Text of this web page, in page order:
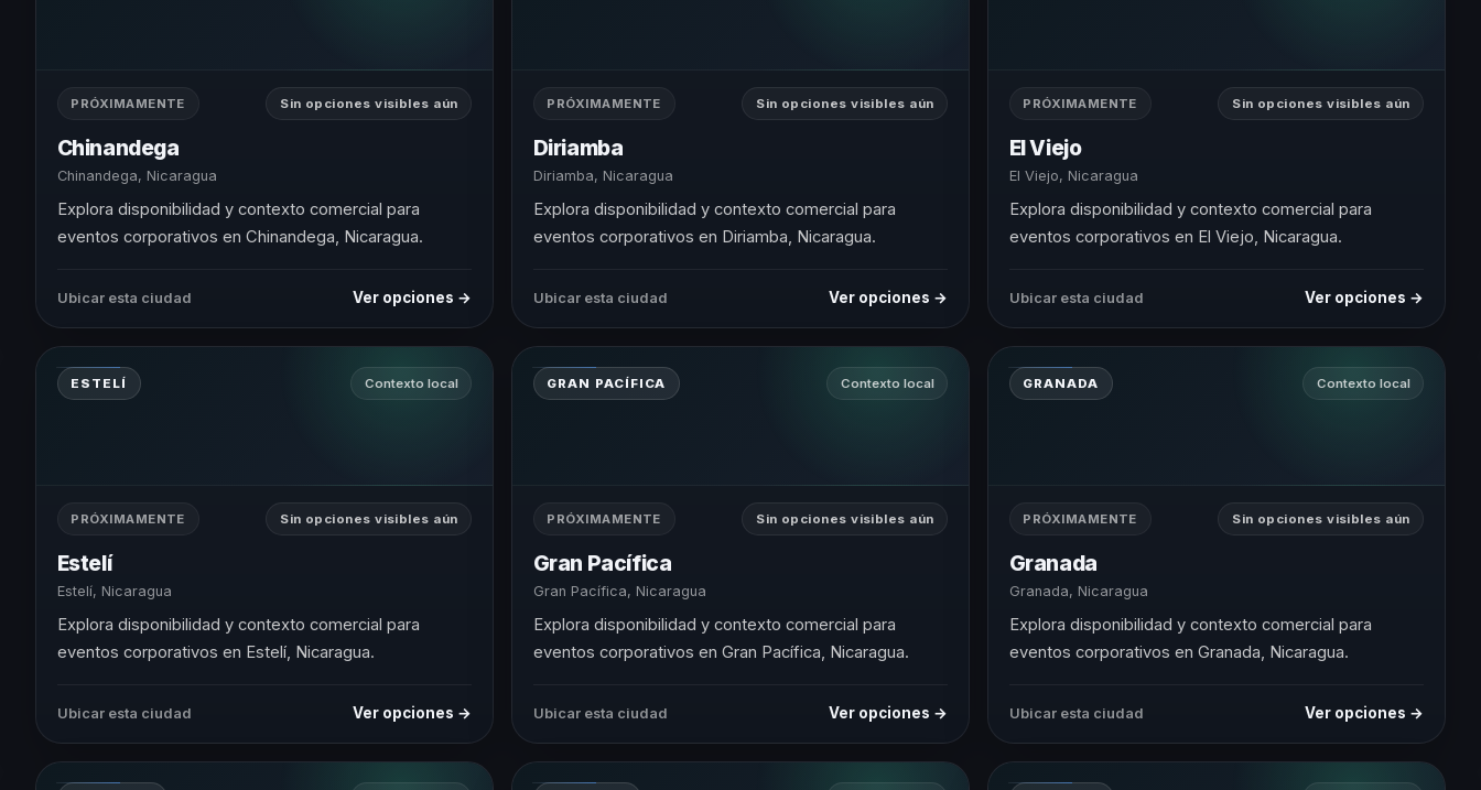
PRÓXIMAMENTE Sin opciones visibles aún
Chinandega
Chinandega, Nicaragua
Explora disponibilidad y contexto comercial para
eventos corporativos en Chinandega, Nicaragua.
Ubicar esta ciudad Ver opciones →
PRÓXIMAMENTE Sin opciones visibles aún
Diriamba
Diriamba, Nicaragua
Explora disponibilidad y contexto comercial para
eventos corporativos en Diriamba, Nicaragua.
Ubicar esta ciudad Ver opciones →
PRÓXIMAMENTE Sin opciones visibles aún
El Viejo
El Viejo, Nicaragua
Explora disponibilidad y contexto comercial para
eventos corporativos en El Viejo, Nicaragua.
Ubicar esta ciudad Ver opciones →
ESTELÍ Contexto local
PRÓXIMAMENTE Sin opciones visibles aún
Estelí
Estelí, Nicaragua
Explora disponibilidad y contexto comercial para
eventos corporativos en Estelí, Nicaragua.
Ubicar esta ciudad Ver opciones →
GRAN PACÍFICA Contexto local
PRÓXIMAMENTE Sin opciones visibles aún
Gran Pacífica
Gran Pacífica, Nicaragua
Explora disponibilidad y contexto comercial para
eventos corporativos en Gran Pacífica, Nicaragua.
Ubicar esta ciudad Ver opciones →
GRANADA Contexto local
PRÓXIMAMENTE Sin opciones visibles aún
Granada
Granada, Nicaragua
Explora disponibilidad y contexto comercial para
eventos corporativos en Granada, Nicaragua.
Ubicar esta ciudad Ver opciones →